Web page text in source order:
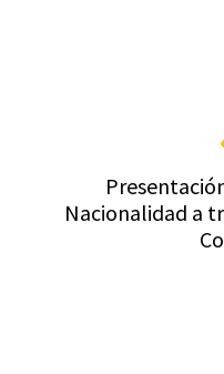
Nacionalidad a